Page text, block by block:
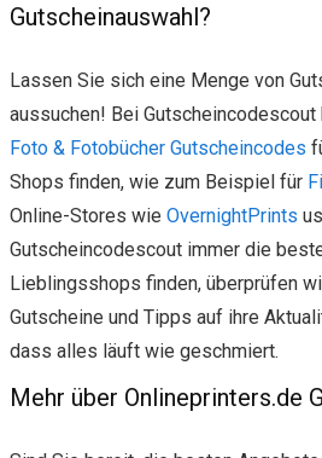
Gutscheinauswahl?
Lassen Sie sich eine Menge von
aussuchen! Bei Gutscheincodescout
Foto & Fotobücher Gutscheincodes
Shops finden, wie zum Beispiel für
Online-Stores wie OvernightPrints
Gutscheincodescout immer die
Lieblingsshops finden, überprüfen
Gutscheine und Tipps auf ihre
dass alles läuft wie geschmiert.
Mehr über Onlineprinters.de